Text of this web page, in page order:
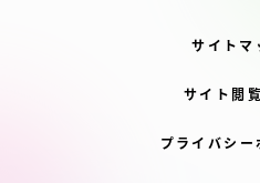
サイトマ
サイト閲
プライバシー